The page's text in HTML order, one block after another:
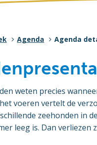
Agenda Agenda
weten precies
voeren vertelt de
zeehonden in
leeg is. Dan